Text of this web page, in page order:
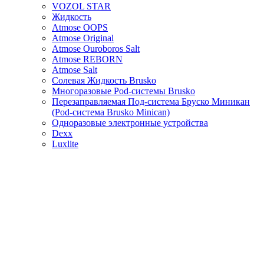
VOZOL STAR
Жидкость
Atmose OOPS
Atmose Original
Atmose Ouroboros Salt
Atmose REBORN
Atmose Salt
Солевая Жидкость Brusko
Многоразовые Pod-системы Brusko
Перезаправляемая Под-система Бруско Миникан
(Pod-система Brusko Minican)
Одноразовые электронные устройства
Dexx
Luxlite